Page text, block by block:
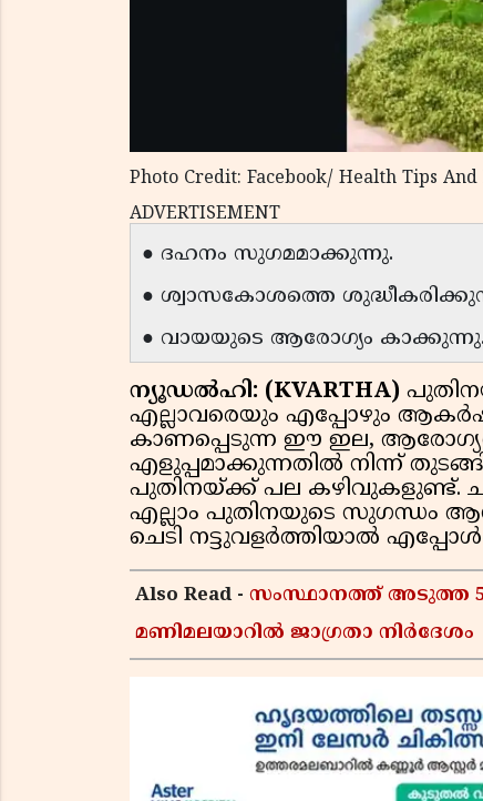
Photo Credit: Facebook/ Health Tips And
ADVERTISEMENT
● ദഹനം സുഗമമാക്കുന്നു.
● ശ്വാസകോശത്തെ
● വായയുടെ ആരോഗ്യം കാക്കുന്നു.
ന്യൂഡൽഹി: (KVARTHA)
എല്ലാവരെയും എപ്പോഴും
കാണപ്പെടുന്ന ഈ ഇല,
എളുപ്പമാക്കുന്നതിൽ നിന്ന്
പുതിനയ്ക്ക് പല കഴിവുകളുണ്ട്.
എല്ലാം പുതിനയുടെ സുഗന്ധം
ചെടി നട്ടുവളർത്തിയാൽ എപ്പോൾ
Also Read - സംസ്ഥാനത്ത് അടുത്ത 5
മണിമലയാറിൽ ജാഗ്രതാ നിർദേശം